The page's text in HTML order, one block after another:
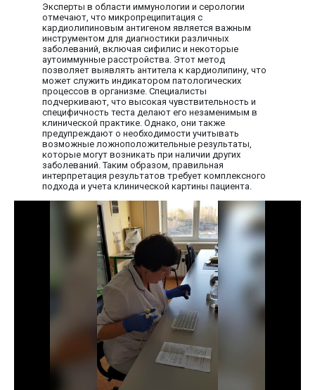
Эксперты в области иммунологии и серологии
отмечают, что микропреципитация с
кардиолипиновым антигеном является важным
инструментом для диагностики различных
заболеваний, включая сифилис и некоторые
аутоиммунные расстройства. Этот метод
позволяет выявлять антитела к кардиолипину, что
может служить индикатором патологических
процессов в организме. Специалисты
подчеркивают, что высокая чувствительность и
специфичность теста делают его незаменимым в
клинической практике. Однако, они также
предупреждают о необходимости учитывать
возможные ложноположительные результаты,
которые могут возникать при наличии других
заболеваний. Таким образом, правильная
интерпретация результатов требует комплексного
подхода и учета клинической картины пациента.